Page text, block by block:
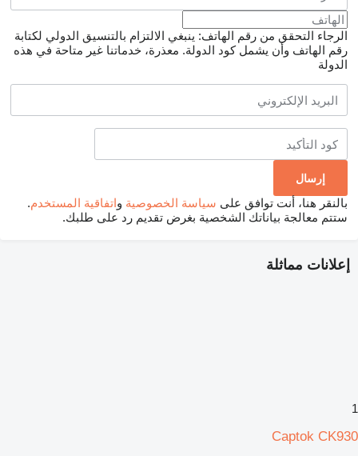
الرجاء التحقق من رقم الهاتف: ينبغي الالتزام بالتنسيق الدولي لكتابة
رقم الهاتف وأن يشمل كود الدولة. معذرة، خدماتنا غير متاحة في هذه
الدولة
بالنقر هنا، أنت توافق على سياسة الخصوصية واتفاقية المستخدم.
ستتم معالجة بياناتك الشخصية بغرض تقديم رد على طلبك.
إعلانات مماثلة
1
Captok CK930